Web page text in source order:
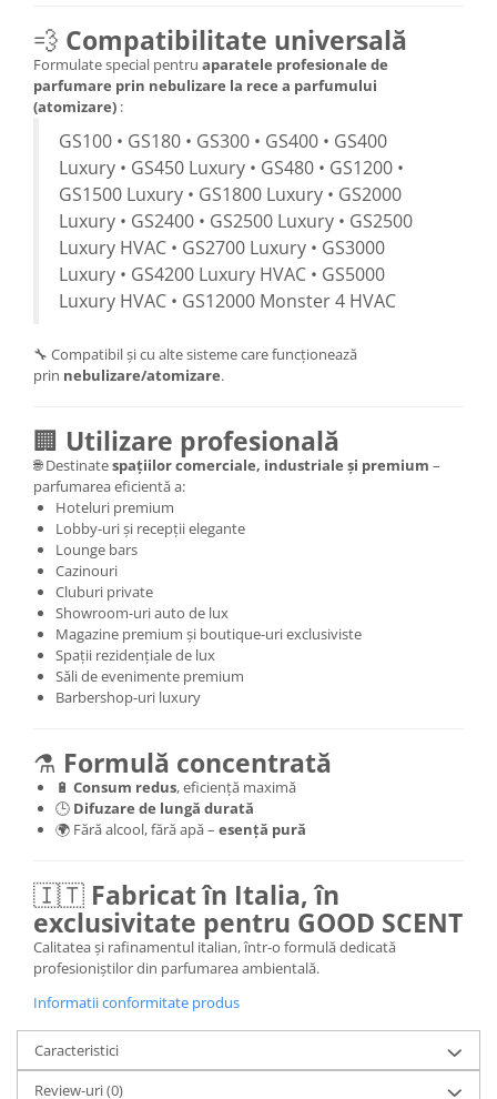
💨 Compatibilitate universală
Formulate special pentru aparatele profesionale de
parfumare prin nebulizare la rece a parfumului
(atomizare) :
GS100 • GS180 • GS300 • GS400 • GS400
Luxury • GS450 Luxury • GS480 • GS1200 •
GS1500 Luxury • GS1800 Luxury • GS2000
Luxury • GS2400 • GS2500 Luxury • GS2500
Luxury HVAC • GS2700 Luxury • GS3000
Luxury • GS4200 Luxury HVAC • GS5000
Luxury HVAC • GS12000 Monster 4 HVAC
🔧 Compatibil și cu alte sisteme care funcționează
prin nebulizare/atomizare.
🏢 Utilizare profesională
🌐 Destinatespațiilor comerciale, industriale și premium –
parfumarea eficientă a:
Hoteluri premium
Lobby-uri și recepții elegante
Lounge bars
Cazinouri
Cluburi private
Showroom-uri auto de lux
Magazine premium și boutique-uri exclusiviste
Spații rezidențiale de lux
Săli de evenimente premium
Barbershop-uri luxury
⚗️ Formulă concentrată
🔋 Consum redus, eficiență maximă
🕒 Difuzare de lungă durată
🌍 Fără alcool, fără apă – esență pură
🇮🇹 Fabricat în Italia, în
exclusivitate pentru GOOD SCENT
Calitatea și rafinamentul italian, într-o formulă dedicată
profesioniștilor din parfumarea ambientală.
Informatii conformitate produs
Caracteristici
Review-uri(0)